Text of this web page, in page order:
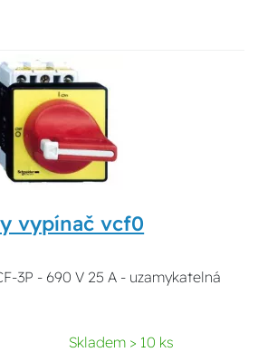
vypínač vcf0
3P - 690 V 25 A - uzamykatelná
Skladem > 10 ks